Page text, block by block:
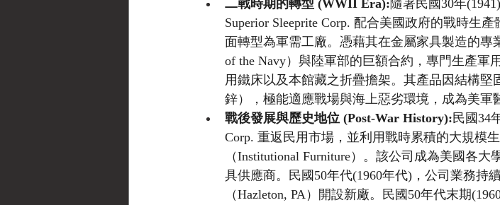
二戰時期的轉型 (WWII Era):隨著民國30年
Superior Sleeprite Corp. 配合美國政府的戰時生
面轉型為軍需工廠。憑藉其在金屬家具製造的專
of the Navy）與陸軍部的巨額合約，專門生產軍
用鐵床以及本館藏之折疊擔架。其產品因結構
鋅），極能適應戰場與海上惡劣環境，成為美軍
戰後發展與歷史地位 (Post-War History):民國34
Corp. 重返民用市場，並利用戰時累積的大規模
（Institutional Furniture）。該公司成為美國各
具供應商。民國50年代(1960年代)，公司業務持
（Hazleton, PA）開設新廠。民國50年代末期